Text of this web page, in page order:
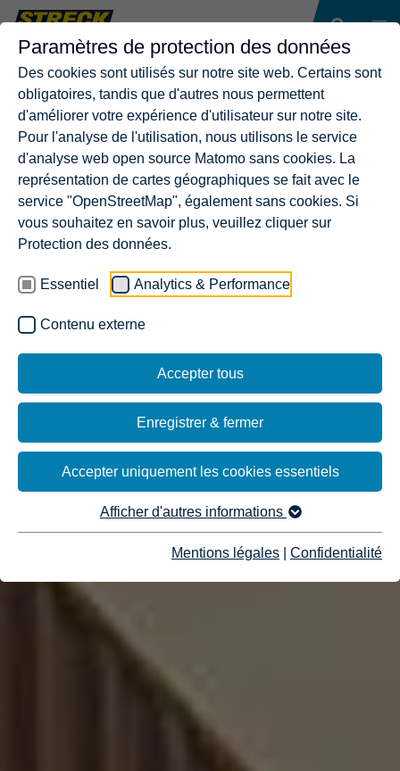
Paramètres de protection des données
Des cookies sont utilisés sur notre site web. Certains sont
obligatoires, tandis que d'autres nous permettent
d'améliorer votre expérience d'utilisateur sur notre site.
Pour l'analyse de l'utilisation, nous utilisons le service
d'analyse web open source Matomo sans cookies. La
représentation de cartes géographiques se fait avec le
service "OpenStreetMap", également sans cookies. Si
vous souhaitez en savoir plus, veuillez cliquer sur
Protection des données.
Essentiel Analytics & Performance
Contenu externe
Accepter tous
Enregistrer & fermer
Accepter uniquement les cookies essentiels
Afficher d'autres informations
Mentions légales Confidentialité